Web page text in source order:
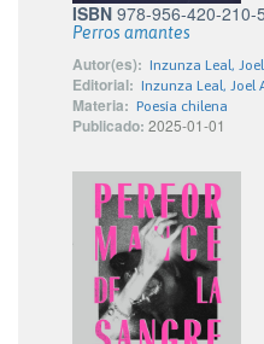
ISBN 978-956-420-210-5
Perros amantes
Autor(es): Inzunza Leal,
Editorial: Inzunza Leal, Joel
Materia: Poesía chilena
Publicado: 2025-01-01